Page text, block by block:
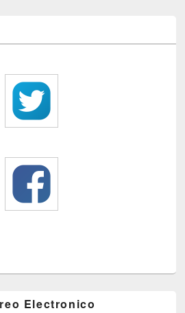
Electronico